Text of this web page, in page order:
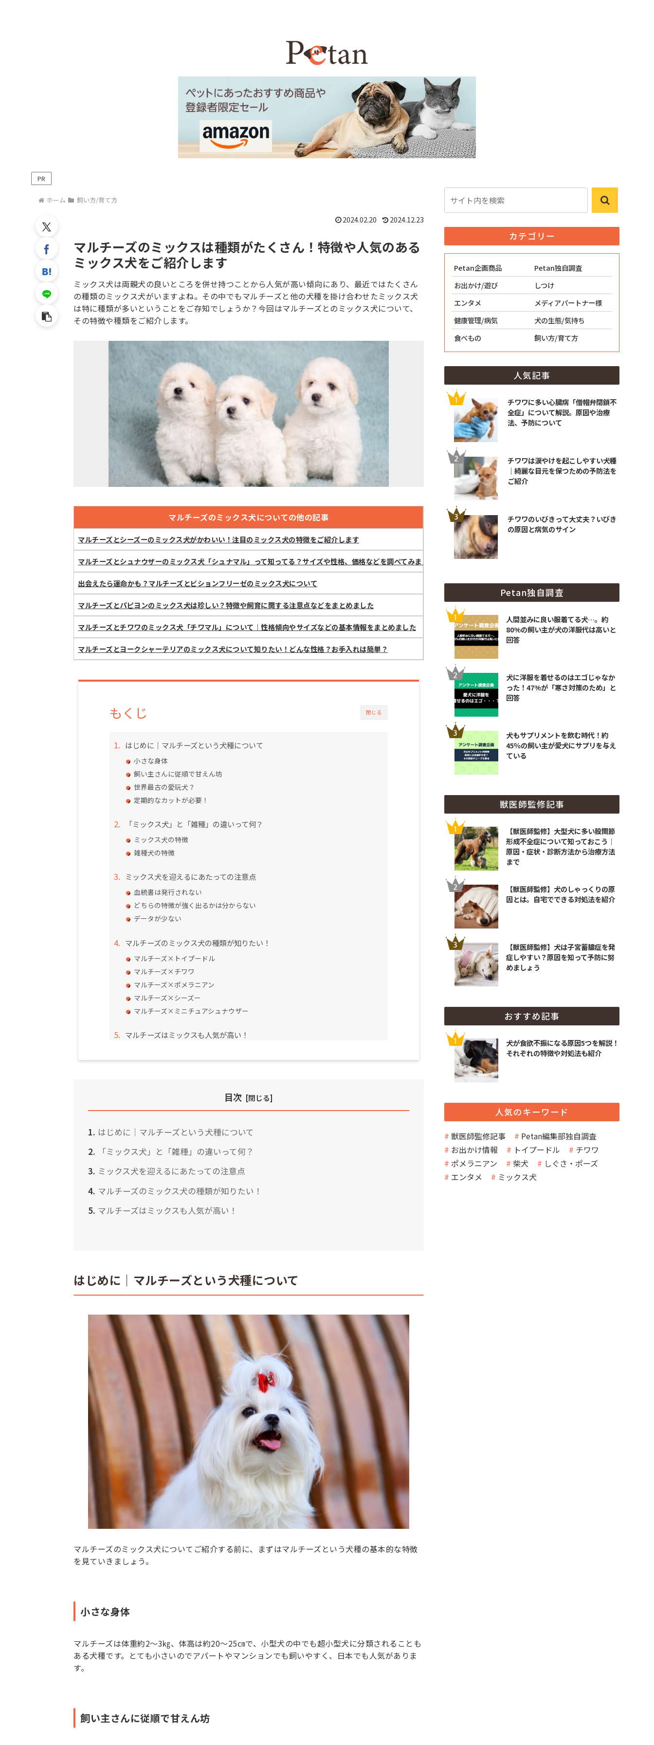
PR
ホーム 飼い方/育て方
マルチーズのミックスは種類がたくさん！特徴や人気のある
ミックス犬をご紹介します
2024.02.20 2024.12.23
ミックス犬は両親犬の良いところを併せ持つことから人気が高い傾向にあり、最近ではたくさん
の種類のミックス犬がいますよね。その中でもマルチーズと他の犬種を掛け合わせたミックス犬
は特に種類が多いということをご存知でしょうか？今回はマルチーズとのミックス犬について、
その特徴や種類をご紹介します。
マルチーズのミックス犬についての他の記事
マルチーズとシーズーのミックス犬がかわいい！注目のミックス犬の特徴をご紹介します
マルチーズとシュナウザーのミックス犬「シュナマル」って知ってる？サイズや性格、価格などを調べてみました
出会えたら運命かも？マルチーズとビションフリーゼのミックス犬について
マルチーズとパピヨンのミックス犬は珍しい？特徴や飼育に関する注意点などをまとめました
マルチーズとチワワのミックス犬「チワマル」について｜性格傾向やサイズなどの基本情報をまとめました
マルチーズとヨークシャーテリアのミックス犬について知りたい！どんな性格？お手入れは簡単？
閉じる
もくじ
はじめに｜マルチーズという犬種について
小さな身体
飼い主さんに従順で甘えん坊
世界最古の愛玩犬？
定期的なカットが必要！
「ミックス犬」と「雑種」の違いって何？
ミックス犬の特徴
雑種犬の特徴
ミックス犬を迎えるにあたっての注意点
血統書は発行されない
どちらの特徴が強く出るかは分からない
データが少ない
マルチーズのミックス犬の種類が知りたい！
マルチーズ×トイプードル
マルチーズ×チワワ
マルチーズ×ポメラニアン
マルチーズ×シーズー
マルチーズ×ミニチュアシュナウザー
マルチーズはミックスも人気が高い！
目次
はじめに｜マルチーズという犬種について
「ミックス犬」と「雑種」の違いって何？
ミックス犬を迎えるにあたっての注意点
マルチーズのミックス犬の種類が知りたい！
マルチーズはミックスも人気が高い！
はじめに｜マルチーズという犬種について
マルチーズのミックス犬についてご紹介する前に、まずはマルチーズという犬種の基本的な特徴
を見ていきましょう。
小さな身体
マルチーズは体重約2～3㎏、体高は約20～25㎝で、小型犬の中でも超小型犬に分類されることも
ある犬種です。とても小さいのでアパートやマンションでも飼いやすく、日本でも人気がありま
す。
飼い主さんに従順で甘えん坊
カテゴリー
Petan企画商品
Petan独自調査
お出かけ/遊び
しつけ
エンタメ
メディアパートナー様
健康管理/病気
犬の生態/気持ち
食べもの
飼い方/育て方
人気記事
チワワに多い心臓病「僧帽弁閉鎖不
全症」について解説。原因や治療
法、予防について
チワワは涙やけを起こしやすい犬種
｜綺麗な目元を保つための予防法を
ご紹介
チワワのいびきって大丈夫？いびき
の原因と病気のサイン
Petan独自調査
人間並みに良い服着てる犬…。約
80%の飼い主が犬の洋服代は高いと
回答
犬に洋服を着せるのはエゴじゃなか
った！47%が「寒さ対策のため」と
回答
犬もサプリメントを飲む時代！約
45％の飼い主が愛犬にサプリを与え
ている
獣医師監修記事
【獣医師監修】大型犬に多い股関節
形成不全症について知っておこう｜
原因・症状・診断方法から治療方法
まで
【獣医師監修】犬のしゃっくりの原
因とは。自宅でできる対処法を紹介
【獣医師監修】犬は子宮蓄膿症を発
症しやすい？原因を知って予防に努
めましょう
おすすめ記事
犬が食欲不振になる原因5つを解説！
それぞれの特徴や対処法も紹介
人気のキーワード
獣医師監修記事
Petan編集部独自調査
お出かけ情報
トイプードル
チワワ
ポメラニアン
柴犬
しぐさ・ポーズ
エンタメ
ミックス犬